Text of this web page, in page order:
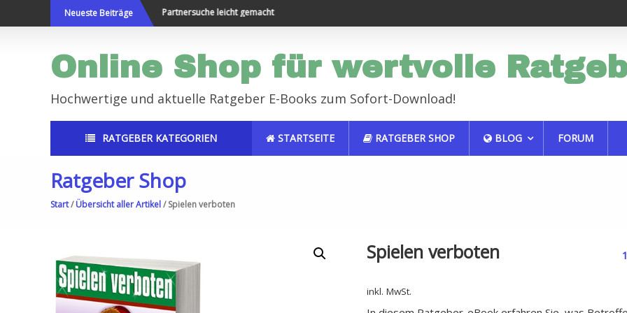
zum
Neueste Beiträge
bereisen und Neues erleben Partnersuche leicht gemacht
Online Shop für wertvolle
Hochwertige und aktuelle Ratgeber E-Books zum Sofort-Download!
RATGEBER KATEGORIEN STARTSEITE RATGEBER SHOP BLOG FORUM
Ratgeber Shop
Start/Übersicht aller Artikel/ Spielen verboten
Spielen verboten
inkl. MwSt.